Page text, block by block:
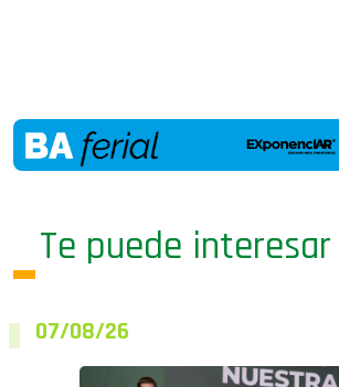
Te puede interesar
07/08/26